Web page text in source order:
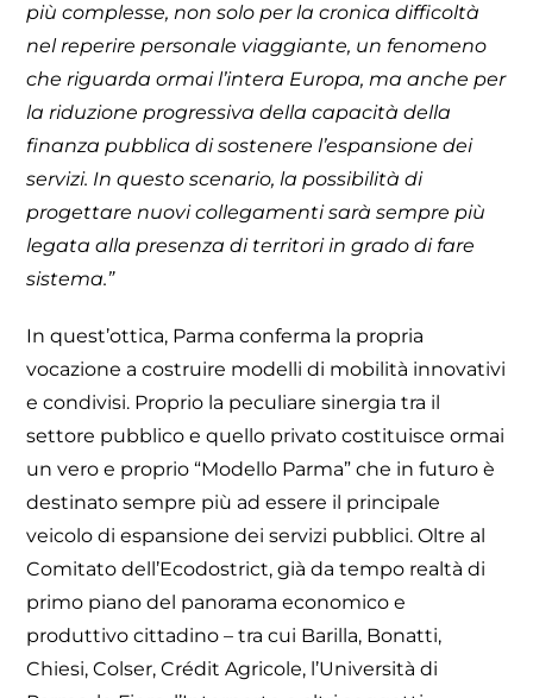
più complesse, non solo per la cronica difficoltà
nel reperire personale viaggiante, un fenomeno
che riguarda ormai l’intera Europa, ma anche per
la riduzione progressiva della capacità della
finanza pubblica di sostenere l’espansione dei
servizi. In questo scenario, la possibilità di
progettare nuovi collegamenti sarà sempre più
legata alla presenza di territori in grado di fare
sistema.”
In quest’ottica, Parma conferma la propria
vocazione a costruire modelli di mobilità innovativi
e condivisi. Proprio la peculiare sinergia tra il
settore pubblico e quello privato costituisce ormai
un vero e proprio “Modello Parma” che in futuro è
destinato sempre più ad essere il principale
veicolo di espansione dei servizi pubblici. Oltre al
Comitato dell’Ecodostrict, già da tempo realtà di
primo piano del panorama economico e
produttivo cittadino – tra cui Barilla, Bonatti,
Chiesi, Colser, Crédit Agricole, l’Università di